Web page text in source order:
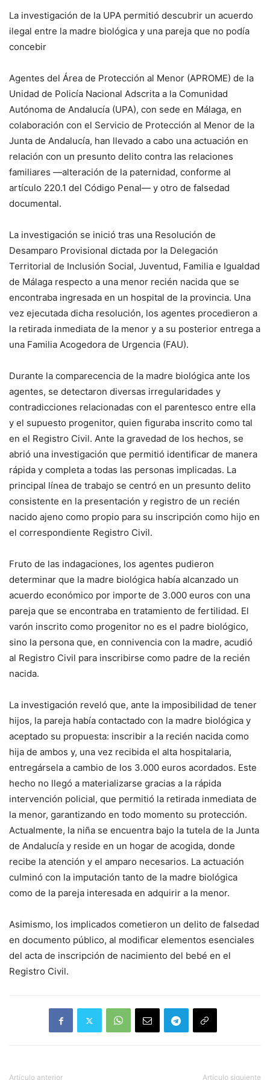
La investigación de la UPA permitió descubrir un acuerdo
ilegal entre la madre biológica y una pareja que no podía
concebir
Agentes del Área de Protección al Menor (APROME) de la
Unidad de Policía Nacional Adscrita a la Comunidad
Autónoma de Andalucía (UPA), con sede en Málaga, en
colaboración con el Servicio de Protección al Menor de la
Junta de Andalucía, han llevado a cabo una actuación en
relación con un presunto delito contra las relaciones
familiares —alteración de la paternidad, conforme al
artículo 220.1 del Código Penal— y otro de falsedad
documental.
La investigación se inició tras una Resolución de
Desamparo Provisional dictada por la Delegación
Territorial de Inclusión Social, Juventud, Familia e Igualdad
de Málaga respecto a una menor recién nacida que se
encontraba ingresada en un hospital de la provincia. Una
vez ejecutada dicha resolución, los agentes procedieron a
la retirada inmediata de la menor y a su posterior entrega a
una Familia Acogedora de Urgencia (FAU).
Durante la comparecencia de la madre biológica ante los
agentes, se detectaron diversas irregularidades y
contradicciones relacionadas con el parentesco entre ella
y el supuesto progenitor, quien figuraba inscrito como tal
en el Registro Civil. Ante la gravedad de los hechos, se
abrió una investigación que permitió identificar de manera
rápida y completa a todas las personas implicadas. La
principal línea de trabajo se centró en un presunto delito
consistente en la presentación y registro de un recién
nacido ajeno como propio para su inscripción como hijo en
el correspondiente Registro Civil.
Fruto de las indagaciones, los agentes pudieron
determinar que la madre biológica había alcanzado un
acuerdo económico por importe de 3.000 euros con una
pareja que se encontraba en tratamiento de fertilidad. El
varón inscrito como progenitor no es el padre biológico,
sino la persona que, en connivencia con la madre, acudió
al Registro Civil para inscribirse como padre de la recién
nacida.
La investigación reveló que, ante la imposibilidad de tener
hijos, la pareja había contactado con la madre biológica y
aceptado su propuesta: inscribir a la recién nacida como
hija de ambos y, una vez recibida el alta hospitalaria,
entregársela a cambio de los 3.000 euros acordados. Este
hecho no llegó a materializarse gracias a la rápida
intervención policial, que permitió la retirada inmediata de
la menor, garantizando en todo momento su protección.
Actualmente, la niña se encuentra bajo la tutela de la Junta
de Andalucía y reside en un hogar de acogida, donde
recibe la atención y el amparo necesarios. La actuación
culminó con la imputación tanto de la madre biológica
como de la pareja interesada en adquirir a la menor.
Asimismo, los implicados cometieron un delito de falsedad
en documento público, al modificar elementos esenciales
del acta de inscripción de nacimiento del bebé en el
Registro Civil.
Artículo anterior Artículo siguiente